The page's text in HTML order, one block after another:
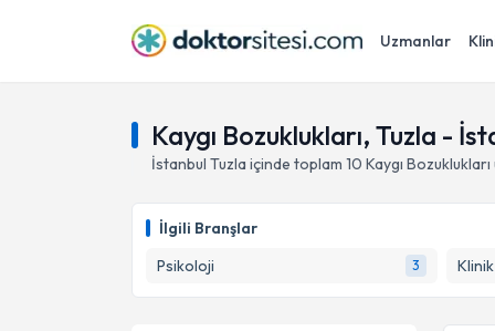
Uzmanlar
Kaygı Bozuklukları, Tuzla -
İstanbul Tuzla içinde toplam 10 Kaygı Bozuklukları
İlgili Branşlar
Psikoloji
3